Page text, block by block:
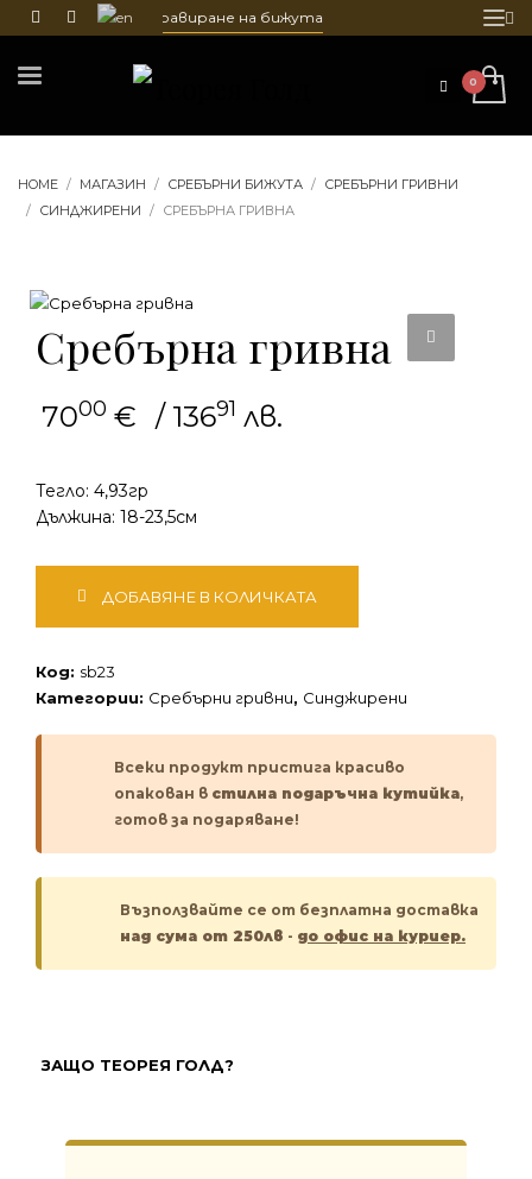
и гравиране на бижута
HOME МАГАЗИН СРЕБЪРНИ БИЖУТА
СРЕБЪРНИ ГРИВНИ
СИНДЖИРЕНИ
СРЕБЪРНА ГРИВНА
Сребърна гривна
7000 € / 13691 лв.
Тегло: 4,93гр
Дължина: 18-23,5см
Сребърна
ДОБАВЯНЕ В КОЛИЧКАТА
Код: sb23
Категории: Сребърни гривни, Синджирени
Всеки продукт пристига красиво
опакован в стилна подаръчна кутийка,
готов за подаряване!
Възползвайте се от безплатна доставка
над сума от 250лв - до офис на куриер.
ЗАЩО ТЕОРЕЯ ГОЛД?